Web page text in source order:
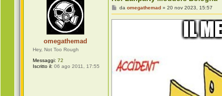
a
J
J
C
a
a
b
a
omegathemad
Hey, Not Too Rough
Messaggi: 72
Iscritto il: 06 ago 2011, 17:55
M
e
s
daomegathemad »20 nov 2023, 15:57